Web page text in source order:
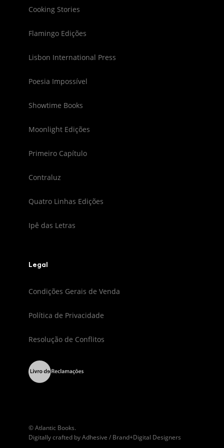
Cooking Stories
Flamingo Edições
Lisbon International Press
Poesia Impossível
Showtime Books
Moonlight Edições
Primeiro Capítulo
Contraluz
Quatro Linhas Edições
Ipê das Letras
Legal
Condições Gerais de Venda
Política de Privacidade
Resolução de Conflitos
© Atlantic Books.
Digitally crafted byAdhesive / Brand+Digital Designers